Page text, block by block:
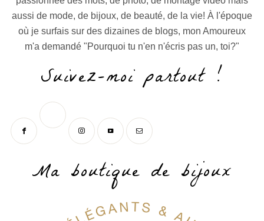
aussi de mode, de bijoux, de beauté, de la vie! À l'époque
où je surfais sur des dizaines de blogs, mon Amoureux
m'a demandé "Pourquoi tu n'en n'écris pas un, toi?"
Suivez-moi partout !
Ma boutique de bijoux